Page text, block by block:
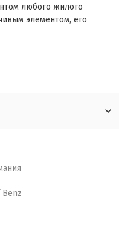
любого жилого
элементом, его